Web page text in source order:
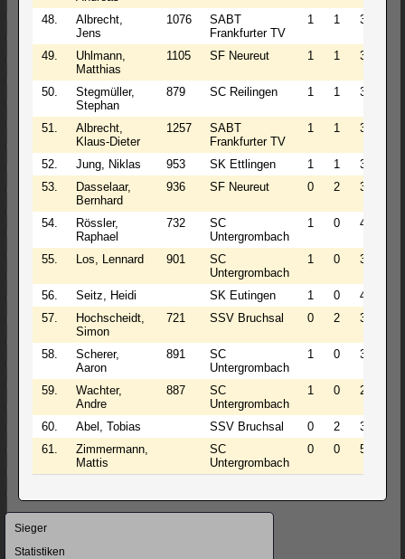
48.
Albrecht,
Jens
1076
SABT
Frankfurter TV
1 1 3
49.
Uhlmann,
Matthias
1105 SF Neureut 1 1 3
50.
Stegmüller,
Stephan
879 SC Reilingen 1 1 3
51.
Albrecht,
Klaus-Dieter
1257
SABT
Frankfurter TV
1 1 3
52. Jung, Niklas 953 SK Ettlingen 1 1 3
53.
Dasselaar,
Bernhard
936 SF Neureut 0 2 3
54.
Rössler,
Raphael
732
SC
Untergrombach
1 0 4
55. Los, Lennard 901
SC
Untergrombach
1 0 3
56. Seitz, Heidi SK Eutingen 1 0 4
57.
Hochscheidt,
Simon
721 SSV Bruchsal 0 2 3
58.
Scherer,
Aaron
891
SC
Untergrombach
1 0 3
59.
Wachter,
Andre
887
SC
Untergrombach
1 0 2
60. Abel, Tobias SSV Bruchsal 0 2 3
61.
Zimmermann,
Mattis
SC
Untergrombach
0 0 5
Navigation
Sieger
Statistiken